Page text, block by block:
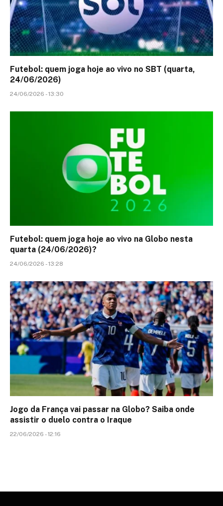
Futebol: quem joga hoje ao vivo no SBT (quarta,
24/06/2026)
24/06/2026 - 13:30
Futebol: quem joga hoje ao vivo na Globo nesta
quarta (24/06/2026)?
24/06/2026 - 13:28
Jogo da França vai passar na Globo? Saiba onde
assistir o duelo contra o Iraque
22/06/2026 - 12:16